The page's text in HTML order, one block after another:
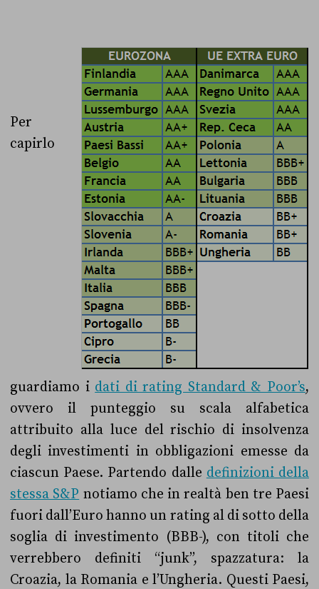
Per
capirlo
guardiamo i dati di rating Standard & Poor’s,
ovvero il punteggio su scala alfabetica
attribuito alla luce del rischio di insolvenza
degli investimenti in obbligazioni emesse da
ciascun Paese. Partendo dalle definizioni della
stessa S&P notiamo che in realtà ben tre Paesi
fuori dall’Euro hanno un rating al di sotto della
soglia di investimento (BBB-), con titoli che
verrebbero definiti “junk”, spazzatura: la
Croazia, la Romania e l’Ungheria. Questi Paesi,